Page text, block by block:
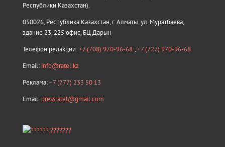
Республики Казахстан).
050026, Республика Казахстан, г. Алматы, ул. Муратбаева,
здание 23, 225 офис, БЦ Дарын
Телефон редакции:+7 (708) 970-96-68 ;+7 (727) 970-96-68
Email: info@ratel.kz
Реклама:+7 (777) 233 50 13
Email: pressratel@gmail.com